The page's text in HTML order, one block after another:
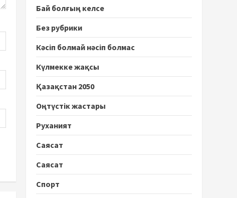
Бай болғың келсе
Без рубрики
Кәсіп болмай нәсіп болмас
Күлмекке жақсы
Қазақстан 2050
Оңтүстік жастары
Руханият
Саясат
Саясат
Спорт